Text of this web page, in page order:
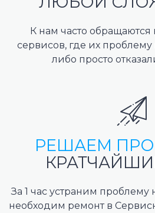
К нам часто
сервисов, где их
либо просто
РЕШАЕМ
За 1 час устраним проблему
необходим ремонт в